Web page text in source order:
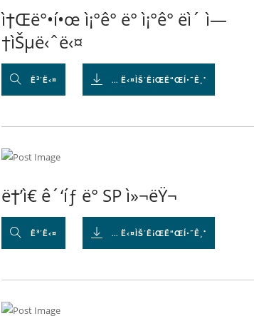
ì†Œë°•í•œ ì¡°ê° ë° ì¡°ê° ëì´ ì—
†ìŠµë‹ˆë‹¤
Ë³´Ë‹¤ ... Ë‹¤ÌŠ´Ë¡ŒË“ŒÍ•˜Ê¸°
ë†’ì€ ê´‘íƒ ë° SP ì»¬ëŸ¬
Ë³´Ë‹¤ ... Ë‹¤ÌŠ´Ë¡ŒË“ŒÍ•˜Ê¸°